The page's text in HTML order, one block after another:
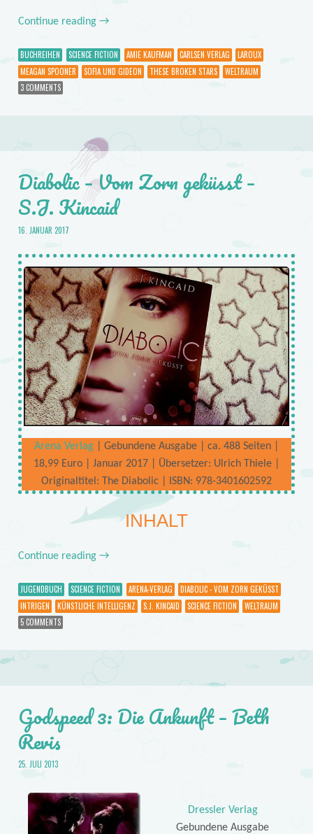
Continue reading →
BUCHREIHEN SCIENCE FICTION AMIE KAUFMAN CARLSEN VERLAG
LAROUX
MEAGAN SPOONER
SOFIA UND GIDEON THESE BROKEN STARS
WELTRAUM
3 COMMENTS
Diabolic – Vom Zorn geküsst –
S.J. Kincaid
16. JANUAR 2017
Arena Verlag | Gebundene Ausgabe | ca. 488 Seiten |
18,99 Euro | Januar 2017 | Übersetzer: Ulrich Thiele |
Originaltitel: The Diabolic | ISBN: 978-3401602592
INHALT
Continue reading →
JUGENDBUCH SCIENCE FICTION ARENA-VERLAG
DIABOLIC - VOM ZORN GEKÜSST
INTRIGEN
KÜNSTLICHE INTELLIGENZ S.J. KINCAID SCIENCE FICTION
WELTRAUM
5 COMMENTS
Godspeed 3: Die Ankunft – Beth
Revis
25. JULI 2013
Dressler Verlag
Gebundene Ausgabe